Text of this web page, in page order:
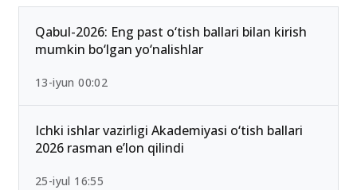
Qabul-2026: Eng past o‘tish ballari bilan kirish
mumkin bo‘lgan yo‘nalishlar
13-iyun 00:02
Ichki ishlar vazirligi Akademiyasi o‘tish ballari
2026 rasman e’lon qilindi
25-iyul 16:55